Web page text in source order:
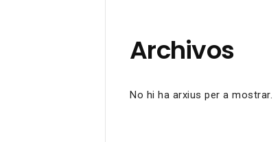
Archivos
No hi ha arxius per a mostrar.